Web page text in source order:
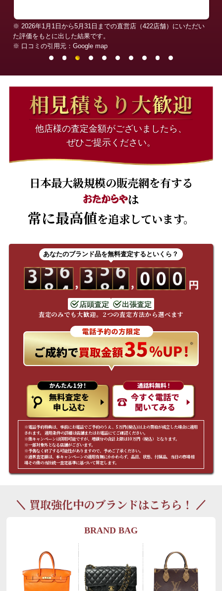
※ 2026年1月1日から5月31日までの直営店（422店舗）にいただい
た評価をもとに出した結果です。
※ 口コミの引用元：Google map
相見積もり大歓迎
他店様の査定金額がございましたら、
ぜひご提示ください。
日本最大級規模の販売網を有する
は
常に最高値を追求しています。
あなたのブランド品を無料査定するといくら？
店頭査定 出張査定
査定のみでも大歓迎。2つの査定方法から選べます
※電話予約特典は、事前にお電話でご予約のうえ、5万円(税込)以上の買取が成立した場合に適用
されます。 適用条件の詳細は店舗またはお電話にてご確認ください。
※他キャンペーンは併用可能ですが、増額分の合計上限は10万円（税込）となります。
※一部対象外となる店舗がございます。
※予告なく終了する可能性がありますので、予めご了承ください。
※通常査定額は、本キャンペーンの適用有無にかかわらず、品目、状態、付属品、当日の市場相
場その他の当社統一査定基準に基づいて算定します。
買取強化中のブランドはこちら！
BRAND BAG